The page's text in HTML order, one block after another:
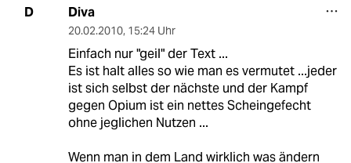
D Diva
20.02.2010, 15:24 Uhr
Einfach nur "geil" der Text ...
Es ist halt alles so wie man es vermutet ...jeder
ist sich selbst der nächste und der Kampf
gegen Opium ist ein nettes Scheingefecht
ohne jeglichen Nutzen ...
Wenn man in dem Land wirklich was ändern